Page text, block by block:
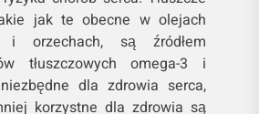
jak te obecne w olejach
i orzechach, są źródłem
tłuszczowych omega-3 i
dla zdrowia serca,
korzystne dla zdrowia są